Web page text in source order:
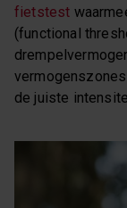
fietstest
(functional
de juiste